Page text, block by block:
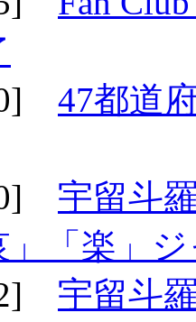
47都道
宇留斗
」「楽」
宇留斗